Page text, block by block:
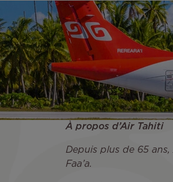
À propos d’Air Tahiti
Depuis plus de 65
Faa’a.